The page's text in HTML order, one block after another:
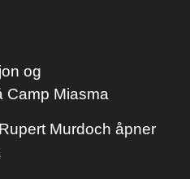
og
Camp Miasma
Murdoch åpner